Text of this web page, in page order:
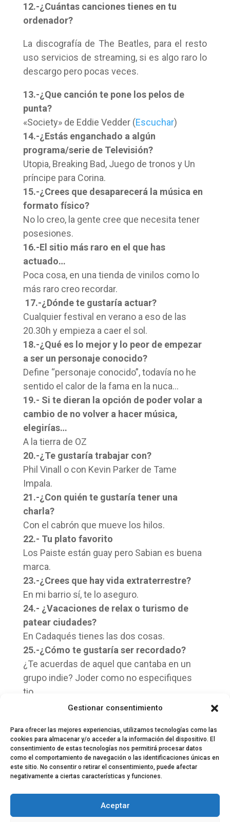
Gestionar consentimiento
Para ofrecer las mejores experiencias, utilizamos tecnologías como las
cookies para almacenar y/o acceder a la información del dispositivo. El
consentimiento de estas tecnologías nos permitirá procesar datos
como el comportamiento de navegación o las identificaciones únicas en
este sitio. No consentir o retirar el consentimiento, puede afectar
negativamente a ciertas características y funciones.
Aceptar
12.-¿Cuántas canciones tienes en tu
ordenador?
La discografía de The Beatles, para el resto
uso servicios de streaming, si es algo raro lo
descargo pero pocas veces.
13.-¿Que canción te pone los pelos de
punta?
«Society» de Eddie Vedder (Escuchar)
14.-¿Estás enganchado a algún
programa/serie de Televisión?
Utopia, Breaking Bad, Juego de tronos y Un
príncipe para Corina.
15.-¿Crees que desaparecerá la música en
formato físico?
No lo creo, la gente cree que necesita tener
posesiones.
16.-El sitio más raro en el que has
actuado…
Poca cosa, en una tienda de vinilos como lo
más raro creo recordar.
17.-¿Dónde te gustaría actuar?
Cualquier festival en verano a eso de las
20.30h y empieza a caer el sol.
18.-¿Qué es lo mejor y lo peor de empezar
a ser un personaje conocido?
Define “personaje conocido”, todavía no he
sentido el calor de la fama en la nuca…
19.- Si te dieran la opción de poder volar a
cambio de no volver a hacer música,
elegirías…
A la tierra de OZ
20.-¿Te gustaría trabajar con?
Phil Vinall o con Kevin Parker de Tame
Impala.
21.-¿Con quién te gustaría tener una
charla?
Con el cabrón que mueve los hilos.
22.- Tu plato favorito
Los Paiste están guay pero Sabian es buena
marca.
23.-¿Crees que hay vida extraterrestre?
En mi barrio sí, te lo aseguro.
24.- ¿Vacaciones de relax o turismo de
patear ciudades?
En Cadaqués tienes las dos cosas.
25.-¿Cómo te gustaría ser recordado?
¿Te acuerdas de aquel que cantaba en un
grupo indie? Joder como no especifiques
tio….
Equipo EPDLT Contacto